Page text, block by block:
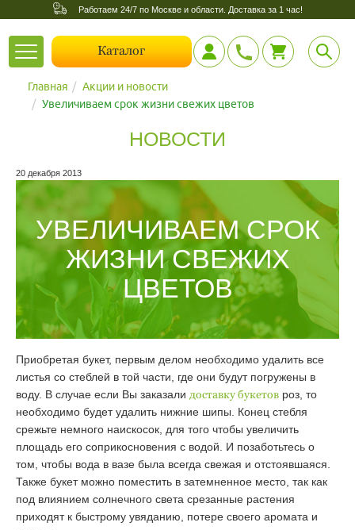
Работаем 24/7 по Москве и области. Доставка за 1 час!
Toggle
navigation
Каталог
Главная
Акции и новости
Увеличиваем срок жизни свежих цветов
НОВОСТИ
20 декабря 2013
УВЕЛИЧИВАЕМ СРОК
ЖИЗНИ СВЕЖИХ
ЦВЕТОВ
Приобретая букет, первым делом необходимо удалить все
листья со стеблей в той части, где они будут погружены в
воду. В случае если Вы заказали доставку букетов роз, то
необходимо будет удалить нижние шипы. Конец стебля
срежьте немного наискосок, для того чтобы увеличить
площадь его соприкосновения с водой. И позаботьтесь о
том, чтобы вода в вазе была всегда свежая и отстоявшаяся.
Также букет можно поместить в затемненное место, так как
под влиянием солнечного света срезанные растения
приходят к быстрому увяданию, потере своего аромата и